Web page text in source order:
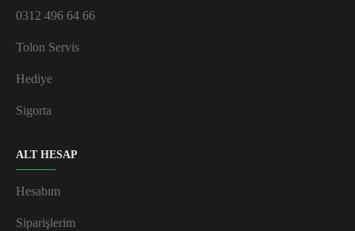
0312 496 64 66
Tolon Servis
Hediye
Sigorta
ALT HESAP
Hesabım
Siparişlerim